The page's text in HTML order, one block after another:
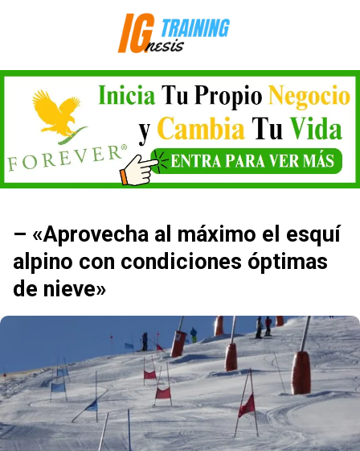
– «Aprovecha al máximo el esquí
alpino con condiciones óptimas
de nieve»